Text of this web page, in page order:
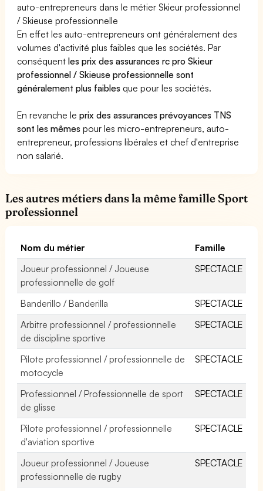
auto-entrepreneurs dans le métier Skieur professionnel
/ Skieuse professionnelle
En effet les auto-entrepreneurs ont généralement des
volumes d'activité plus faibles que les sociétés. Par
conséquentles prix des assurances rc pro Skieur
professionnel / Skieuse professionnelle sont
généralement plus faibles que pour les sociétés.
En revanche leprix des assurances prévoyances TNS
sont les mêmes pour les micro-entrepreneurs, auto-
entrepreneur, professions libérales et chef d'entreprise
non salarié.
Les autres métiers dans la même famille Sport
professionnel
Nom du métier
Famille
Joueur professionnel / Joueuse
professionnelle de golf
SPECTACLE
Banderillo / Banderilla
SPECTACLE
Arbitre professionnel / professionnelle
de discipline sportive
SPECTACLE
Pilote professionnel / professionnelle de
motocycle
SPECTACLE
Professionnel / Professionnelle de sport
de glisse
SPECTACLE
Pilote professionnel / professionnelle
d'aviation sportive
SPECTACLE
Joueur professionnel / Joueuse
professionnelle de rugby
SPECTACLE